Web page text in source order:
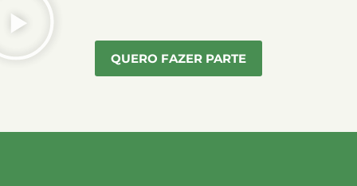
QUERO FAZER PARTE